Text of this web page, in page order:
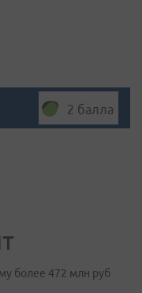
2 балла
более 472 млн руб